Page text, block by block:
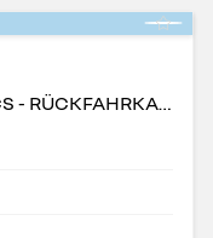
ELECTRIC ESSENTIAL 27kWh CCS - RÜCKFAHRKAMERA